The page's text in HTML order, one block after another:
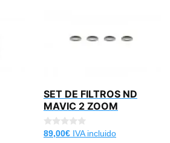
SET DE FILTROS ND
MAVIC 2 ZOOM
0
89,00€ IVA incluido